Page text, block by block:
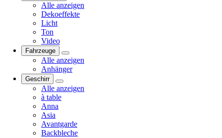
Alle anzeigen
Dekoeffekte
Licht
Ton
Video
Fahrzeuge
Alle anzeigen
Anhänger
Geschirr
Alle anzeigen
à table
Anna
Asia
Avantgarde
Backbleche